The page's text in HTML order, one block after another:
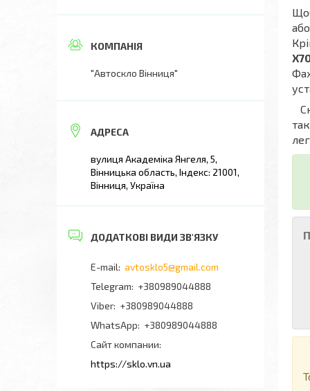
"Автоскло Вінниця"
вулиця Академіка Янгеля, 5,
Вінницька область, Індекс: 21001,
Вінниця, Україна
avtosklo5@gmail.com
+380989044888
+380989044888
+380989044888
Сайт компании
https://sklo.vn.ua